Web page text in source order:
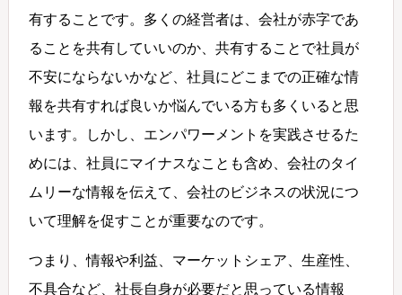
有することです。多くの経営者は、会社が赤字であ
ることを共有していいのか、共有することで社員が
不安にならないかなど、社員にどこまでの正確な情
報を共有すれば良いか悩んでいる方も多くいると思
います。しかし、エンパワーメントを実践させるた
めには、社員にマイナスなことも含め、会社のタイ
ムリーな情報を伝えて、会社のビジネスの状況につ
いて理解を促すことが重要なのです。
つまり、情報や利益、マーケットシェア、生産性、
不具合など、社長自身が必要だと思っている情報